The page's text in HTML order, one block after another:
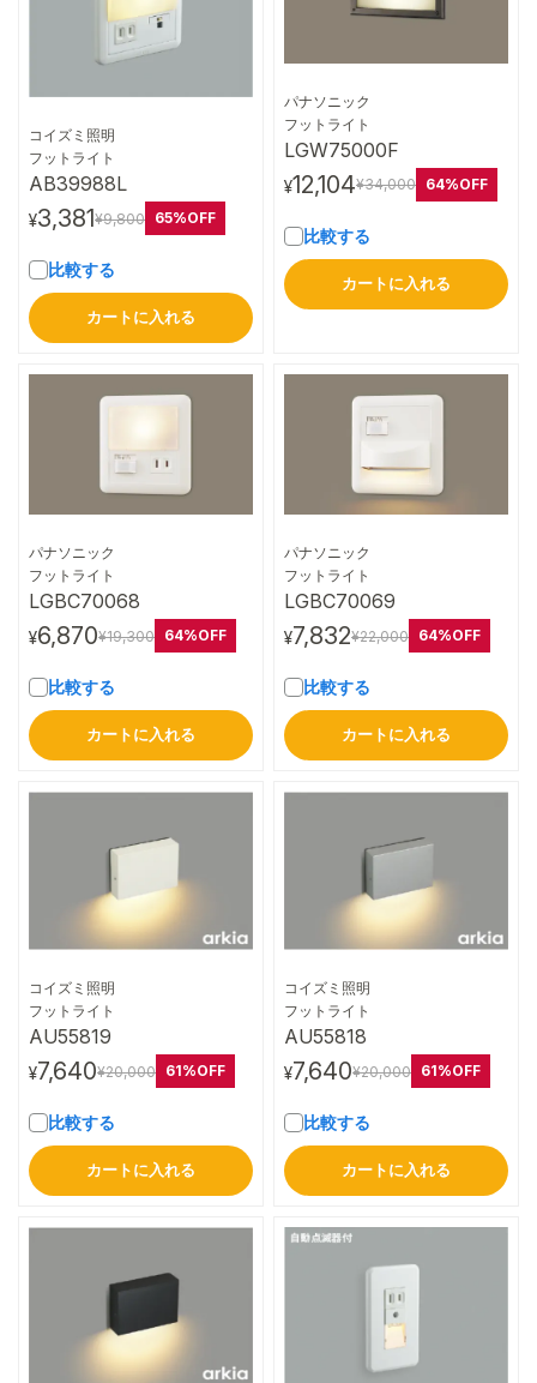
コイズミ照明
フットライト
AB39988L
¥3,381¥9,800 65%OFF
比較する
カートに入れる
パナソニック
フットライト
LGW75000F
¥12,104¥34,000 64%OFF
比較する
カートに入れる
パナソニック
フットライト
LGBC70068
¥6,870¥19,300 64%OFF
比較する
カートに入れる
パナソニック
フットライト
LGBC70069
¥7,832¥22,000 64%OFF
比較する
カートに入れる
コイズミ照明
フットライト
AU55819
¥7,640¥20,000 61%OFF
比較する
カートに入れる
コイズミ照明
フットライト
AU55818
¥7,640¥20,000 61%OFF
比較する
カートに入れる